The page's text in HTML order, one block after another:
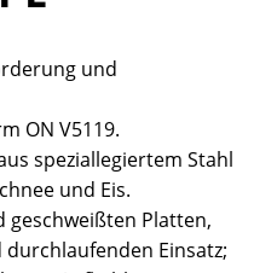
und
ON V5119.
speziallegiertem Stahl
und Eis.
geschweißten Platten,
Einsatz;